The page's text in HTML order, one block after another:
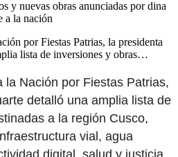
por Fiestas Patrias, la presidenta
lista de inversiones y obras…
la Nación por Fiestas Patrias,
detalló una amplia lista de
a la región Cusco,
vial, agua
digital, salud y justicia.